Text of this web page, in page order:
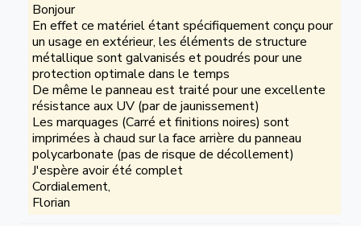
Bonjour
En effet ce matériel étant spécifiquement conçu pour
un usage en extérieur, les éléments de structure
métallique sont galvanisés et poudrés pour une
protection optimale dans le temps
De même le panneau est traité pour une excellente
résistance aux UV (par de jaunissement)
Les marquages (Carré et finitions noires) sont
imprimées à chaud sur la face arrière du panneau
polycarbonate (pas de risque de décollement)
J'espère avoir été complet
Cordialement,
Florian